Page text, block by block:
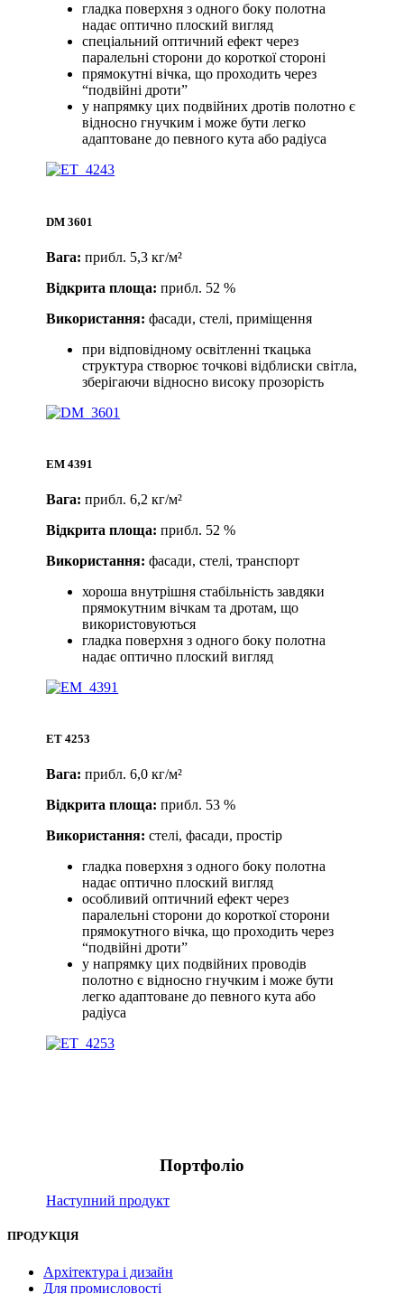
гладка поверхня з одного боку полотна
надає оптично плоский вигляд
спеціальний оптичний ефект через
паралельні сторони до короткої стороні
прямокутні вічка, що проходить через
“подвійні дроти”
у напрямку цих подвійних дротів полотно є
відносно гнучким і може бути легко
адаптоване до певного кута або радіуса
DM 3601
Вага: прибл. 5,3 кг/м²
Відкрита площа: прибл. 52 %
Використання: фасади, стелі, приміщення
при відповідному освітленні ткацька
структура створює точкові відблиски світла,
зберігаючи відносно високу прозорість
EM 4391
Вага: прибл. 6,2 кг/м²
Відкрита площа: прибл. 52 %
Використання: фасади, стелі, транспорт
хороша внутрішня стабільність завдяки
прямокутним вічкам та дротам, що
використовуються
гладка поверхня з одного боку полотна
надає оптично плоский вигляд
ET 4253
Вага: прибл. 6,0 кг/м²
Відкрита площа: прибл. 53 %
Використання: стелі, фасади, простір
гладка поверхня з одного боку полотна
надає оптично плоский вигляд
особливий оптичний ефект через
паралельні сторони до короткої сторони
прямокутного вічка, що проходить через
“подвійні дроти”
у напрямку цих подвійних проводів
полотно є відносно гнучким і може бути
легко адаптоване до певного кута або
радіуса
Портфоліо
Наступний продукт
ПРОДУКЦІЯ
Архітектура і дизайн
Для промисловості